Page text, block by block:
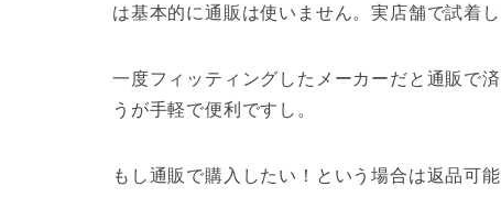
は基本的に通販は使いません。実店舗で試着し
一度フィッティングしたメーカーだと通販で
うが手軽で便利ですし。
もし通販で購入したい！という場合は返品可